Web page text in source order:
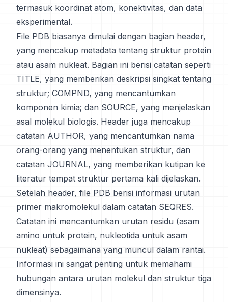
termasuk koordinat atom, konektivitas, dan data
eksperimental.
File PDB biasanya dimulai dengan bagian header,
yang mencakup metadata tentang struktur protein
atau asam nukleat. Bagian ini berisi catatan seperti
TITLE, yang memberikan deskripsi singkat tentang
struktur; COMPND, yang mencantumkan
komponen kimia; dan SOURCE, yang menjelaskan
asal molekul biologis. Header juga mencakup
catatan AUTHOR, yang mencantumkan nama
orang-orang yang menentukan struktur, dan
catatan JOURNAL, yang memberikan kutipan ke
literatur tempat struktur pertama kali dijelaskan.
Setelah header, file PDB berisi informasi urutan
primer makromolekul dalam catatan SEQRES.
Catatan ini mencantumkan urutan residu (asam
amino untuk protein, nukleotida untuk asam
nukleat) sebagaimana yang muncul dalam rantai.
Informasi ini sangat penting untuk memahami
hubungan antara urutan molekul dan struktur tiga
dimensinya.